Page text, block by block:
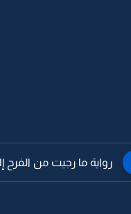
رواية ما رجيت من الفرح